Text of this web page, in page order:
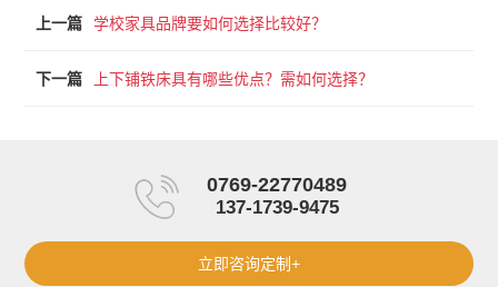
上一篇 学校家具品牌要如何选择比较好？
下一篇 上下铺铁床具有哪些优点？需如何选择？
0769-22770489
137-1739-9475
立即咨询定制+